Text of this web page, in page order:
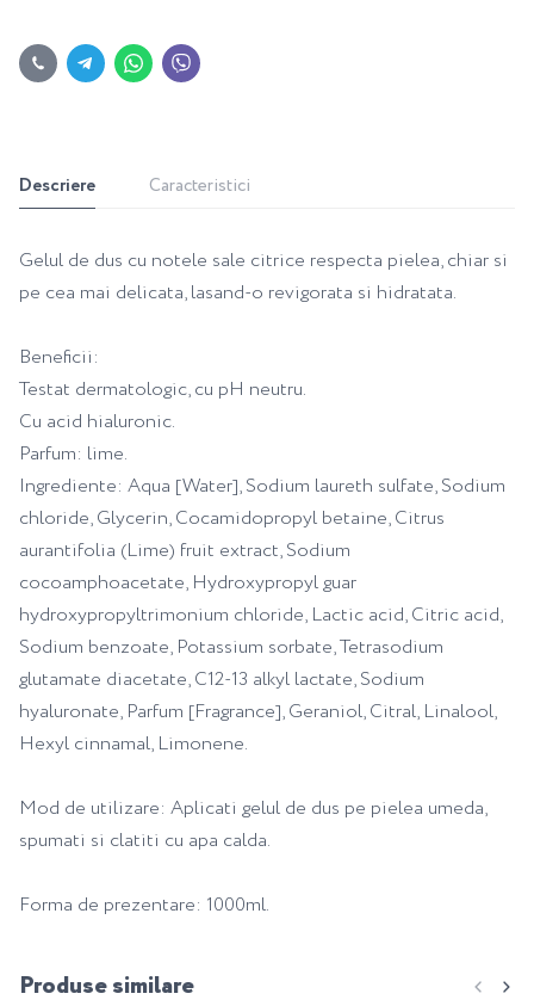
Descriere Caracteristici
Gelul de dus cu notele sale citrice respecta pielea, chiar si
pe cea mai delicata, lasand-o revigorata si hidratata.
Beneficii:
Testat dermatologic, cu pH neutru.
Cu acid hialuronic.
Parfum: lime.
Ingrediente: Aqua [Water], Sodium laureth sulfate, Sodium
chloride, Glycerin, Cocamidopropyl betaine, Citrus
aurantifolia (Lime) fruit extract, Sodium
cocoamphoacetate, Hydroxypropyl guar
hydroxypropyltrimonium chloride, Lactic acid, Citric acid,
Sodium benzoate, Potassium sorbate, Tetrasodium
glutamate diacetate, C12-13 alkyl lactate, Sodium
hyaluronate, Parfum [Fragrance], Geraniol, Citral, Linalool,
Hexyl cinnamal, Limonene.
Mod de utilizare: Aplicati gelul de dus pe pielea umeda,
spumati si clatiti cu apa calda.
Forma de prezentare: 1000ml.
Produse similare